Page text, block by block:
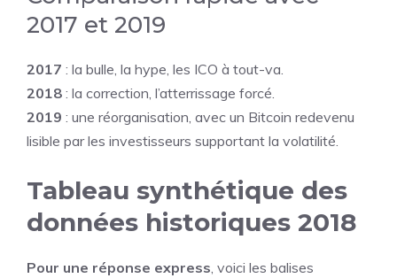
2017 et 2019
2017 : la bulle, la hype, les ICO à tout-va.
2018 : la correction, l’atterrissage forcé.
2019 : une réorganisation, avec un Bitcoin redevenu
lisible par les investisseurs supportant la volatilité.
Tableau synthétique des
données historiques 2018
Pour une réponse express, voici les balises